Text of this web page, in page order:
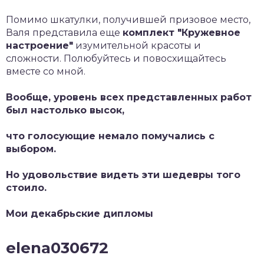
Помимо шкатулки, получившей призовое место,
Валя представила еще комплект "Кружевное
настроение" изумительной красоты и
сложности. Полюбуйтесь и повосхищайтесь
вместе со мной.
Вообще, уровень всех представленных работ
был настолько высок,
что голосующие немало помучались с
выбором.
Но удовольствие видеть эти шедевры того
стоило.
Мои декабрьские дипломы
elena030672